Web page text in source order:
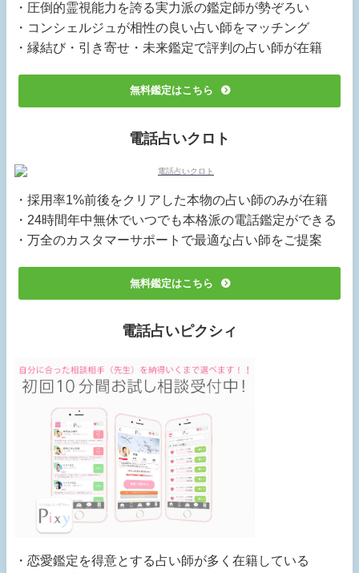
・圧倒的霊視能力を誇る実力派の鑑定師が勢ぞろい
・コンシェルジュが相性の良い占い師をマッチング
・縁結び・引き寄せ・未来鑑定で評判の占い師が在籍
無料鑑定はこちら
電話占いクロト
・採用率1%前後をクリアした本物の占い師のみが在籍
・24時間年中無休でいつでも本格派の電話鑑定ができる
・万全のカスタマーサポートで最適な占い師をご提案
無料鑑定はこちら
電話占いピクシィ
・恋愛鑑定を得意とする占い師が多く在籍している